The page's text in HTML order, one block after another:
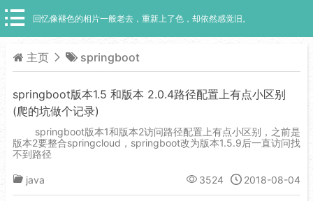
回忆像褪色的相片一般老去，重新上了色，却依然感觉旧。
主页 springboot
springboot版本1.5 和版本 2.0.4路径配置上有点小区别
(爬的坑做个记录)
springboot版本1和版本2访问路径配置上有点小区别，之前是
版本2要整合springcloud，springboot改为版本1.5.9后一直访问找
不到路径
java 3524 2018-08-04